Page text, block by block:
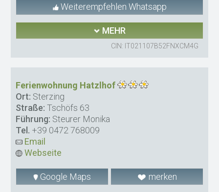
Weiterempfehlen Whatsapp
MEHR
CIN: IT021107B52FNXCM4G
Ferienwohnung Hatzlhof
Ort: Sterzing
Straße: Tschöfs 63
Führung: Steurer Monika
Tel. +39 0472 768009
Email
Webseite
Google Maps merken